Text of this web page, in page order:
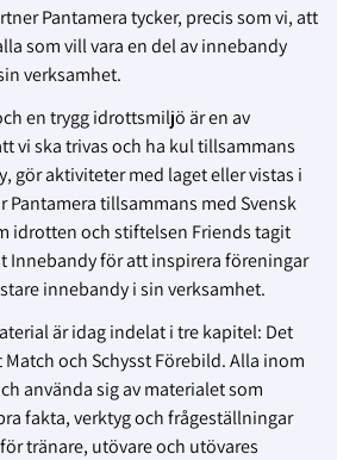
Pantamera tycker, precis som vi, att
som vill vara en del av innebandy
verksamhet.
en trygg idrottsmiljö är en av
vi ska trivas och ha kul tillsammans
gör aktiviteter med laget eller vistas i
Pantamera tillsammans med Svensk
idrotten och stiftelsen Friends tagit
Innebandy för att inspirera föreningar
innebandy i sin verksamhet.
är idag indelat i tre kapitel: Det
Match och Schysst Förebild. Alla inom
använda sig av materialet som
fakta, verktyg och frågeställningar
tränare, utövare och utövares